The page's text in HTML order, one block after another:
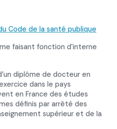
Code de la santé publique
faisant fonction d'interne
diplôme de docteur en
dans le pays
en France des études
définis par arrêté des
supérieur et de la